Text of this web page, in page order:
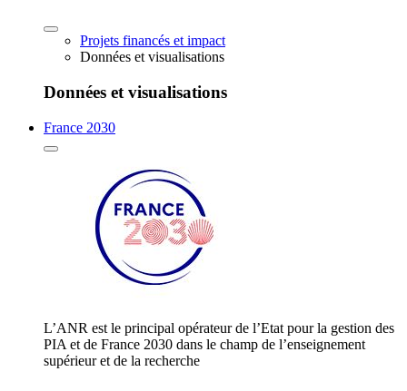
Projets financés et impact
Données et visualisations
Données et visualisations
France 2030
L’ANR est le principal opérateur de l’Etat pour la gestion des
PIA et de France 2030 dans le champ de l’enseignement
supérieur et de la recherche